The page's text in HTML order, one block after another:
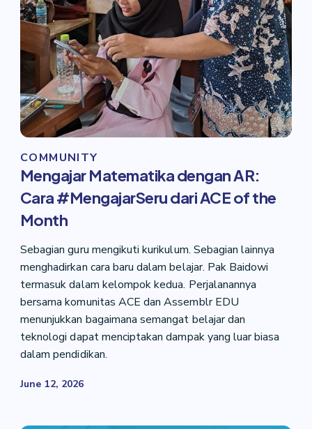
COMMUNITY
Mengajar Matematika dengan AR:
Cara #MengajarSeru dari ACE of the
Month
Sebagian guru mengikuti kurikulum. Sebagian lainnya
menghadirkan cara baru dalam belajar. Pak Baidowi
termasuk dalam kelompok kedua. Perjalanannya
bersama komunitas ACE dan Assemblr EDU
menunjukkan bagaimana semangat belajar dan
teknologi dapat menciptakan dampak yang luar biasa
dalam pendidikan.
June 12, 2026